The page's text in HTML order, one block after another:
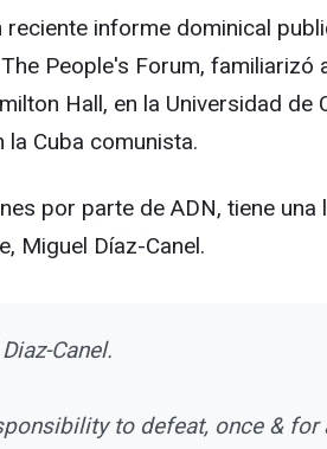
informe dominical
People's Forum,
Hall, en la Universidad
Cuba comunista.
por parte de ADN, tiene
Miguel Díaz-Canel.
Canel.
to defeat, once &